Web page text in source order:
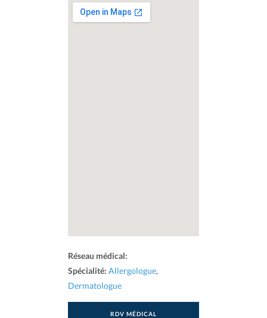
Réseau médical:
Spécialité: Allergologue,
Dermatologue
RDV MÉDICAL